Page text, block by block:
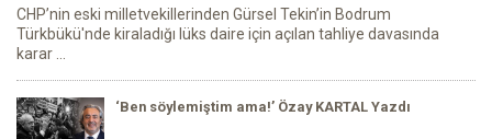
CHP’nin eski milletvekillerinden Gürsel Tekin’in Bodrum
Türkbükü'nde kiraladığı lüks daire için açılan tahliye davasında
karar ...
‘Ben söylemiştim ama!’ Özay KARTAL Yazdı